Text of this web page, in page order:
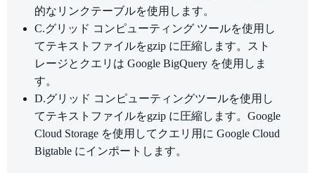
的なリンクテーブルを使用します。
C.グリッド コンピューティング ツールを使用し
てテキストファイルをgzip に圧縮します。スト
レージとクエリは Google BigQuery を使用しま
す。
D.グリッド コンピューティングツールを使用し
てテキストファイルをgzip に圧縮します。Google
Cloud Storage を使用してクエリ用に Google Cloud
Bigtable にインポートします。